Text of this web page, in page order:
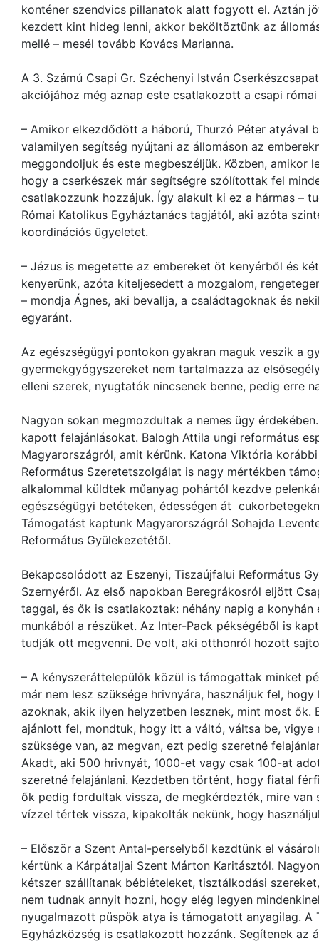
konténer szendvics pillanatok alatt fogyott el. Aztán
kezdett kint hideg lenni, akkor beköltöztünk az
mellé – mesél tovább Kovács Marianna.
A 3. Számú Csapi Gr. Széchenyi István
akciójához még aznap este csatlakozott a csapi
– Amikor elkezdődött a háború, Thurzó Péter atyával
valamilyen segítség nyújtani az állomáson az
meggondoljuk és este megbeszéljük. Közben,
hogy a cserkészek már segítségre szólítottak fel
csatlakozzunk hozzájuk. Így alakult ki ez a hármas –
Római Katolikus Egyháztanács tagjától, aki azóta
koordinációs ügyeletet.
– Jézus is megetette az embereket öt kenyérből és
kenyerünk, azóta kiteljesedett a mozgalom,
– mondja Ágnes, aki bevallja, a családtagoknak és
egyaránt.
Az egészségügyi pontokon gyakran maguk veszik a
gyermekgyógyszereket nem tartalmazza az
elleni szerek, nyugtatók nincsenek benne, pedig erre
Nagyon sokan megmozdultak a nemes ügy
kapott felajánlásokat. Balogh Attila ungi református
Magyarországról, amit kérünk. Katona Viktória
Református Szeretetszolgálat is nagy mértékben
alkalommal küldtek műanyag pohártól kezdve
egészségügyi betéteken, édességen át
Támogatást kaptunk Magyarországról Sohajda
Református Gyülekezetétől.
Bekapcsolódott az Eszenyi, Tiszaújfalui Református
Szernyéről. Az első napokban Beregrákosról eljött
taggal, és ők is csatlakoztak: néhány napig a
munkából a részüket. Az Inter-Pack pékségéből is
tudják ott megvenni. De volt, aki otthonról hozott
– A kényszeráttelepülők közül is támogattak minket
már nem lesz szüksége hrivnyára, használjuk fel,
azoknak, akik ilyen helyzetben lesznek, mint most
ajánlott fel, mondtuk, hogy itt a váltó, váltsa be, vigye
szüksége van, az megvan, ezt pedig szeretné
Akadt, aki 500 hrivnyát, 1000-et vagy csak 100-at
szeretné felajánlani. Kezdetben történt, hogy fiatal
ők pedig fordultak vissza, de megkérdezték, mire van
vízzel tértek vissza, kipakolták nekünk, hogy
– Először a Szent Antal-perselyből kezdtünk el
kértünk a Kárpátaljai Szent Márton Karitásztól.
kétszer szállítanak bébiételeket, tisztálkodási
nem tudnak annyit hozni, hogy elég legyen
nyugalmazott püspök atya is támogatott anyagilag. A
Egyházközség is csatlakozott hozzánk. Segítenek az